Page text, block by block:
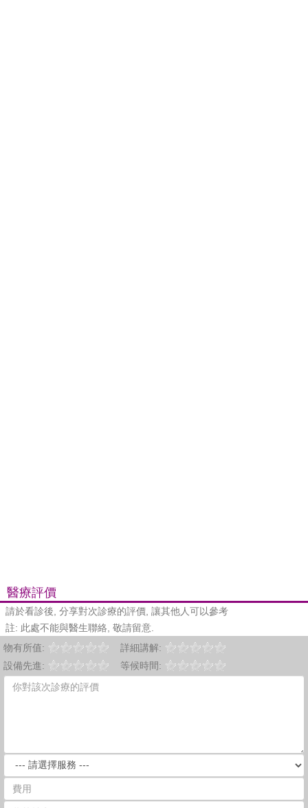
醫療評價
請於看診後, 分享對次診療的評價, 讓其他人可以參考
註: 此處不能與醫生聯絡, 敬請留意.
物有所值:
詳細講解:
設備先進:
等候時間: